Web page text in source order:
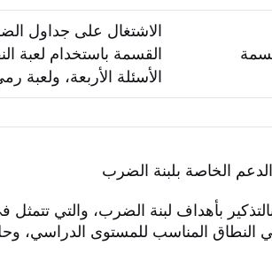
الاشتغال على جداول
القسمة باستخدام لعبة
الأسئلة الأربعة، ولعبة
الخاصة بلبنة الضرب
بأهداف لبنة الضرب، والتي
في النطاق المناسب للمستوى